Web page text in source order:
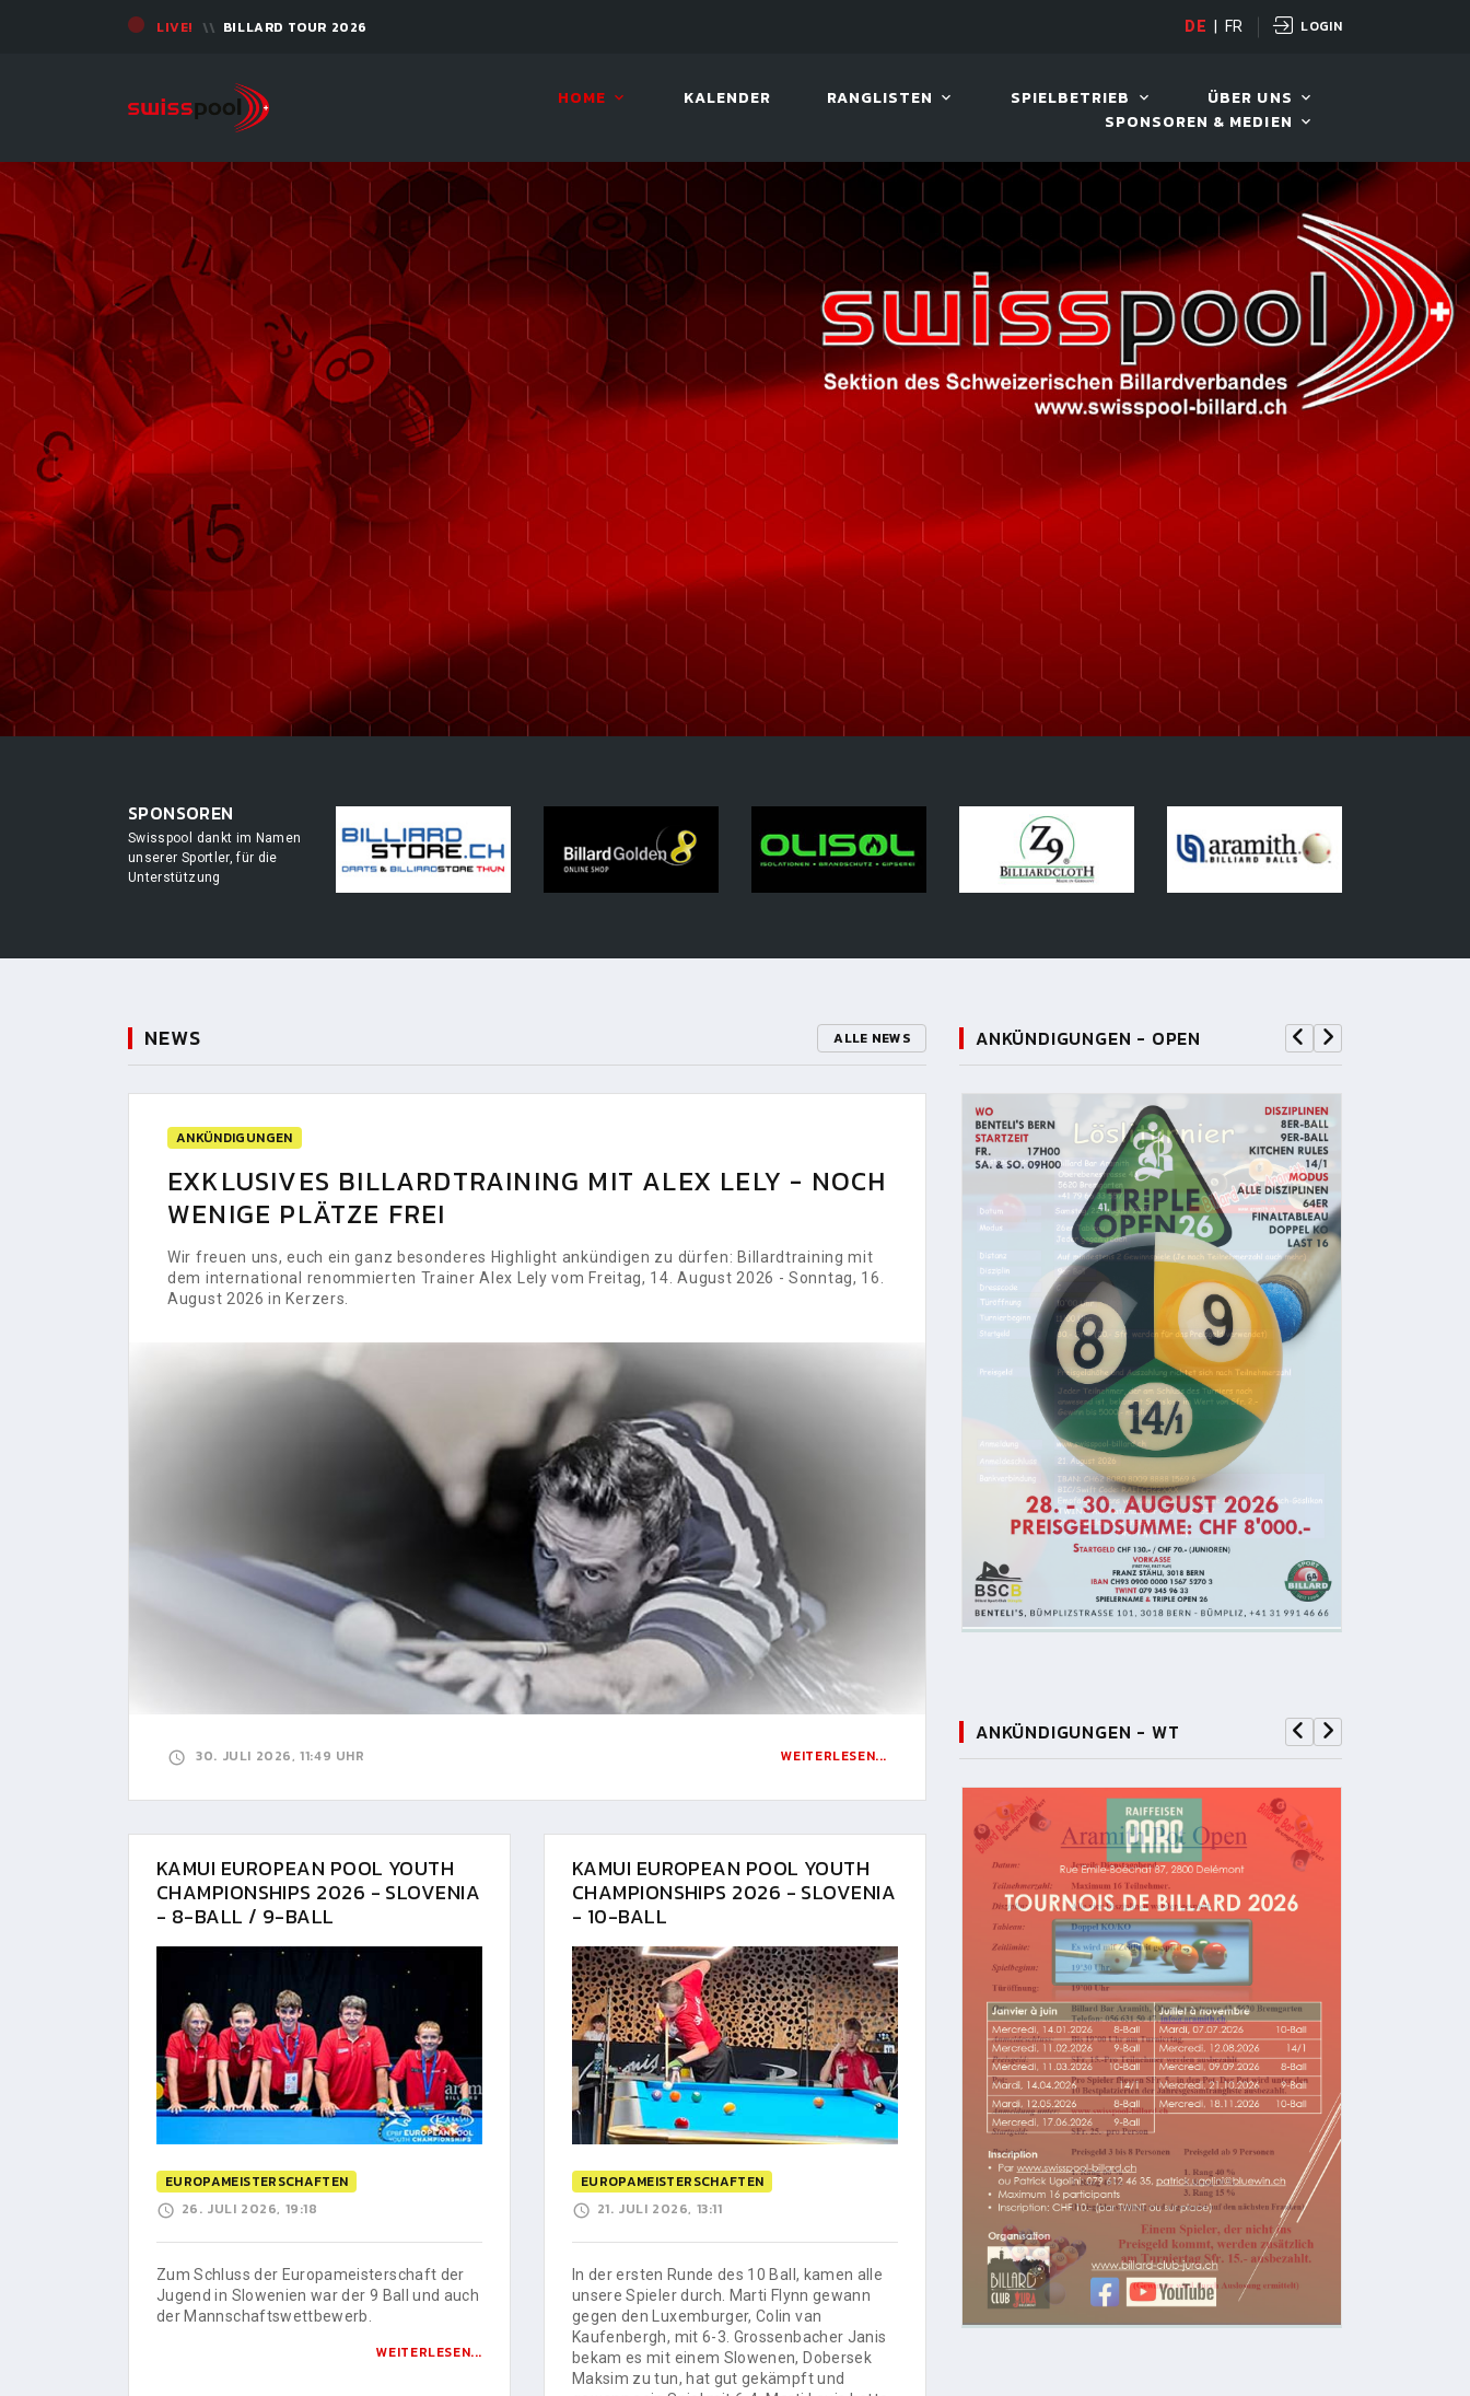
LIVE! BILLARD TOUR 2026 LIVE! BILLARD TOUR
DE FR LOGIN
HOME KALENDER RANGLISTEN SPIELBETRIEB
ÜBER UNS
SPONSOREN & MEDIEN
SPONSOREN
Swisspool dankt im Namen
unserer Sportler, für die
Unterstützung
NEWS ALLE NEWS
ANKÜNDIGUNGEN
EXKLUSIVES BILLARDTRAINING MIT ALEX LELY - NOCH
WENIGE PLÄTZE FREI
Wir freuen uns, euch ein ganz besonderes Highlight ankündigen zu dürfen: Billardtraining mit
dem international renommierten Trainer Alex Lely vom Freitag, 14. August 2026 - Sonntag, 16.
August 2026 in Kerzers.
30. JULI 2026, 11:49 UHR WEITERLESEN...
KAMUI EUROPEAN POOL YOUTH
CHAMPIONSHIPS 2026 - SLOVENIA
- 8-BALL / 9-BALL
EUROPAMEISTERSCHAFTEN
26. JULI 2026, 19:18
Zum Schluss der Europameisterschaft der
Jugend in Slowenien war der 9 Ball und auch
der Mannschaftswettbewerb.
WEITERLESEN...
KAMUI EUROPEAN POOL YOUTH
CHAMPIONSHIPS 2026 - SLOVENIA
- 10-BALL
EUROPAMEISTERSCHAFTEN
21. JULI 2026, 13:11
In der ersten Runde des 10 Ball, kamen alle
unsere Spieler durch. Marti Flynn gewann
gegen den Luxemburger, Colin van
Kaufenbergh, mit 6-3. Grossenbacher Janis
bekam es mit einem Slowenen, Dobersek
Maksim zu tun, hat gut gekämpft und
ANKÜNDIGUNGEN - OPEN
ANKÜNDIGUNGEN - WT